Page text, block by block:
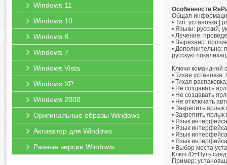
Windows 11
Windows 10
Windows 8
Windows 7
Windows Vista
Windows XP
Windows 2000
Оригинальные образы Windows
Активатор для Windows
Разные версии Windows
Особенности
Общая
• Тип: установка |
• Языки: русский,
• Лечение:
• Вырезано:
• Дополнительно:
русскую
Ключи командной
• Тихая установка:
• Тихая
• Не создавать
• Не создавать
• Не отключать
• Закрепить
• Закрепить
• Язык
• Язык
• Язык
• Язык
• Выбор места
Ключ /D=Путь
Пример: